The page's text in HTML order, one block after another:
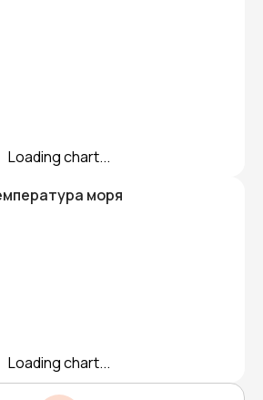
Loading chart...
моря
Loading chart...